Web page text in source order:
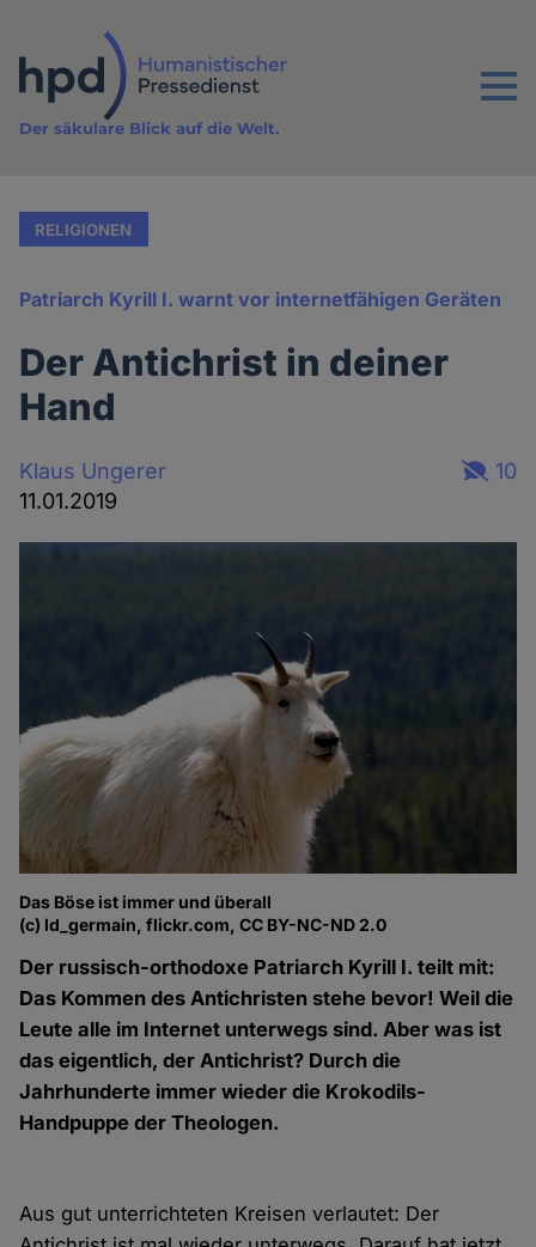
Inhalt
Menu
Der säkulare Blick auf die Welt.
RELIGIONEN
Patriarch Kyrill I. warnt vor internetfähigen Geräten
Der Antichrist in deiner
Hand
Klaus Ungerer
11.01.2019
10
Das Böse ist immer und überall
(c) ld_germain, flickr.com, CC BY-NC-ND 2.0
Der russisch-orthodoxe Patriarch Kyrill I. teilt mit:
Das Kommen des Antichristen stehe bevor! Weil die
Leute alle im Internet unterwegs sind. Aber was ist
das eigentlich, der Antichrist? Durch die
Jahrhunderte immer wieder die Krokodils-
Handpuppe der Theologen.
Aus gut unterrichteten Kreisen verlautet: Der